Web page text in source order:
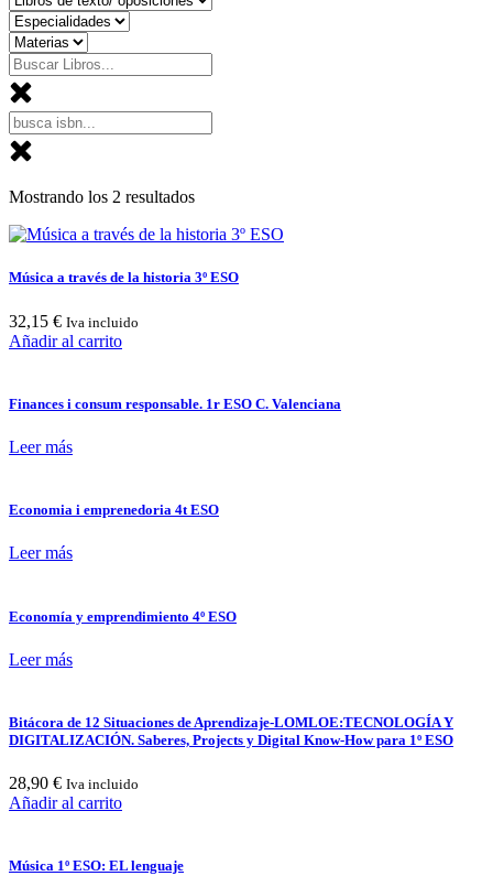
Mostrando los 2 resultados
Música a través de la historia 3º ESO
32,15 € Iva incluido
Añadir al carrito
Finances i consum responsable. 1r ESO C. Valenciana
Leer más
Economia i emprenedoria 4t ESO
Leer más
Economía y emprendimiento 4º ESO
Leer más
Bitácora de 12 Situaciones de Aprendizaje-LOMLOE:TECNOLOGÍA Y
DIGITALIZACIÓN. Saberes, Projects y Digital Know-How para 1º ESO
28,90 € Iva incluido
Añadir al carrito
Música 1º ESO: EL lenguaje